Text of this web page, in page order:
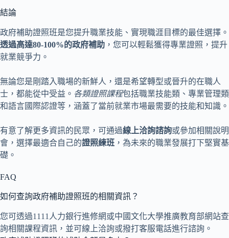
結論
政府補助證照班是您提升職業技能、實現職涯目標的最佳選擇。
透過高達80-100%的政府補助 ，您可以輕鬆獲得專業證照，提升
就業競爭力。
無論您是剛踏入職場的新鮮人，還是希望轉型或晉升的在職人
士，都能從中受益。 各類證照課程包括職業技能類、專業管理類
和語言國際認證等，涵蓋了當前就業市場最需要的技能和知識。
有意了解更多資訊的民眾，可通過線上洽詢諮詢或參加相關說明
會，選擇最適合自己的證照練班 ，為未來的職業發展打下堅實基
礎。
FAQ
如何查詢政府補助證照班的相關資訊？
您可透過1111人力銀行進修網或中國文化大學推廣教育部網站查
詢相關課程資訊，並可線上洽詢或撥打客服電話進行諮詢。